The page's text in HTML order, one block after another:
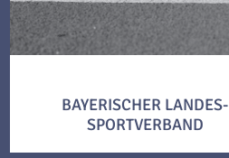
BAYERISCHER LANDES-
SPORTVERBAND